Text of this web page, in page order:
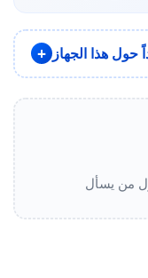
حول هذا الجهاز